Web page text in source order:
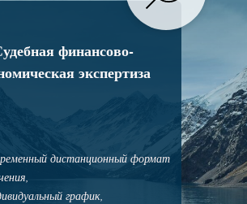
финансово-
экспертиза
дистанционный формат
график,